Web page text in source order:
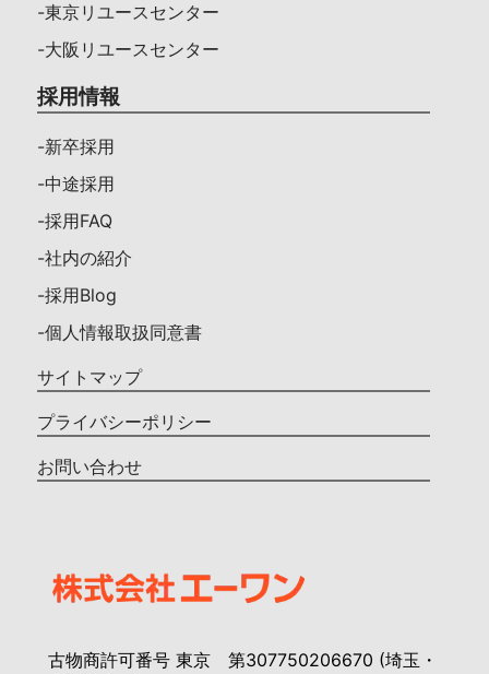
-東京リユースセンター
-大阪リユースセンター
採用情報
-新卒採用
-中途採用
-採用FAQ
-社内の紹介
-採用Blog
-個人情報取扱同意書
サイトマップ
プライバシーポリシー
お問い合わせ
古物商許可番号 東京 第307750206670 (埼玉・